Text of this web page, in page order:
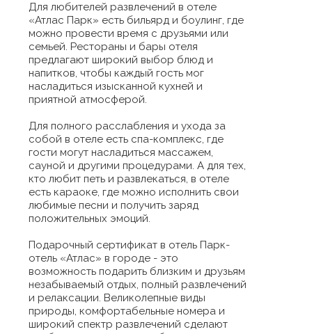
Для любителей развлечений в отеле
«Атлас Парк» есть бильярд и боулинг, где
можно провести время с друзьями или
семьей. Рестораны и бары отеля
предлагают широкий выбор блюд и
напитков, чтобы каждый гость мог
насладиться изысканной кухней и
приятной атмосферой.
Для полного расслабления и ухода за
собой в отеле есть спа-комплекс, где
гости могут насладиться массажем,
сауной и другими процедурами. А для тех,
кто любит петь и развлекаться, в отеле
есть караоке, где можно исполнить свои
любимые песни и получить заряд
положительных эмоций.
Подарочный сертификат в отель Парк-
отель «Атлас» в городе - это
возможность подарить близким и друзьям
незабываемый отдых, полный развлечений
и релаксации. Великолепные виды
природы, комфортабельные номера и
широкий спектр развлечений сделают